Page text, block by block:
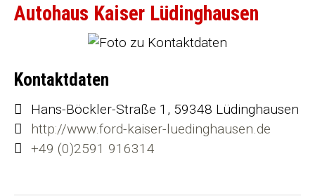
Autohaus Kaiser Lüdinghausen
Kontaktdaten
Hans-Böckler-Straße 1, 59348 Lüdinghausen
http://www.ford-kaiser-luedinghausen.de
+49 (0)2591 916314